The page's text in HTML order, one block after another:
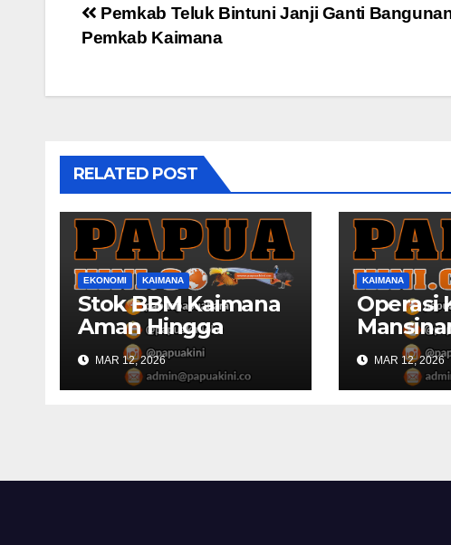
Post
Pemkab Teluk Bintuni Janji Ganti
Pemkab Kaimana
RELATED POST
EKONOMI KAIMANA
Stok BBM Kaimana
Aman Hingga
Lebaran
MAR 12, 2026
KAIMANA
Operasi
150MAR 12, 2026